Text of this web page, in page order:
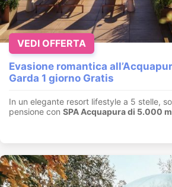
Evasione romantica
Garda 1 giorno Gratis
In un elegante resort lifestyle a 5 stelle,
pensione con SPA Acquapura di 5.000
VEDI OFFERTA